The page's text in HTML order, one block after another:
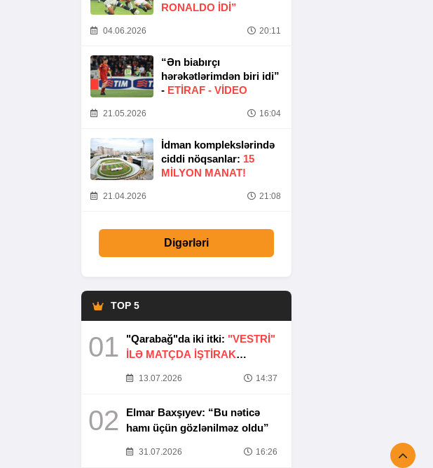
RONALDO IDI”
04.06.2026 20:11
“Ən biabırçı
hərəkətlərimdən biri idi”
- ETIRAF - VİDEO
21.05.2026 16:04
İdman komplekslərində
ciddi nöqsanlar: 15
MILYON MANAT!
21.04.2026 21:08
Digərləri
TOP 5
01 "Qarabağ"da iki itki: "VESTRİ"
İLƏ MATÇDA İŞTİRAK
13.07.2026 14:37
02
Elmar Baxşıyev: “Bu nəticə
hamı üçün gözlənilməz oldu”
31.07.2026 16:26